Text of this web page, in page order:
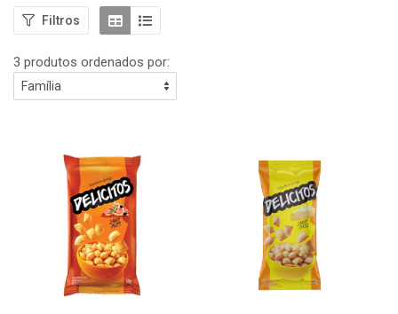
Filtros
3 produtos ordenados por: